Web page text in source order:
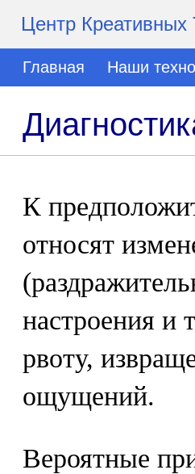
Центр Креативных
Главная Наши
К
относят
настроения и
рвоту,
ощущений.
Вероятные